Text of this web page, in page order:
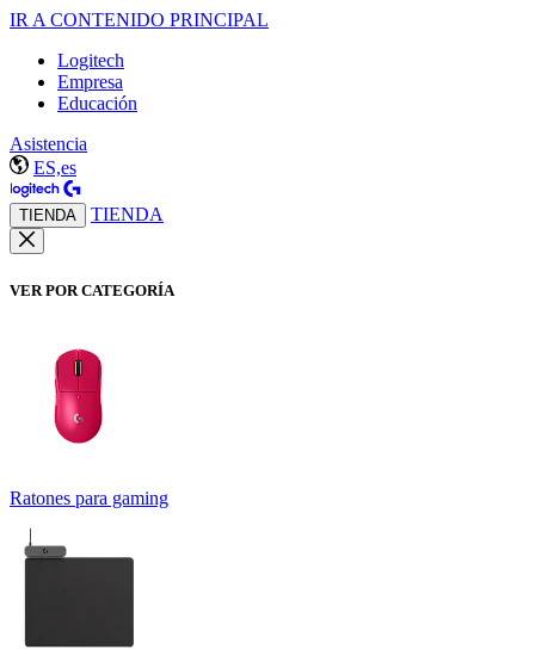
IR A CONTENIDO PRINCIPAL
Logitech
Empresa
Educación
Asistencia
ES,es
TIENDA TIENDA
VER POR CATEGORÍA
Ratones para gaming